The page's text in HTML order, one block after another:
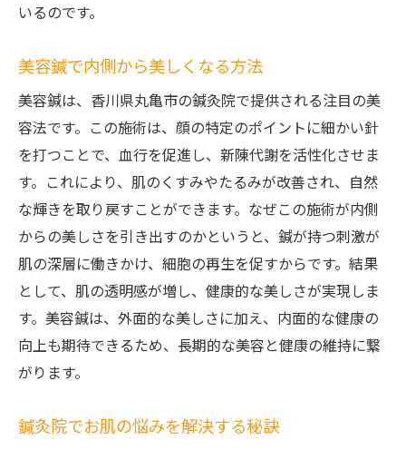
鍼灸で美しさと健康を手に入れる
鍼灸で実現する美しさと健康の融合
香川県の鍼灸院で試すべき美容鍼
美容鍼で健康的な肌を手に入れる
鍼灸院で美と健康を両立する方法
丸亀市の鍼灸院で得る美と健康の秘訣
鍼灸で体も心もリフレッシュ
丸亀市の鍼灸院で美容鍼を試す
初めてでも安心の美容鍼体験
丸亀市で選ばれる鍼灸院の理由
鍼灸院での美容鍼体験が人気な理由
いるのです。
美容鍼で内側から美しくなる方法
美容鍼は、香川県丸亀市の鍼灸院で提供される注目の美
容法です。この施術は、顔の特定のポイントに細かい針
を打つことで、血行を促進し、新陳代謝を活性化させま
す。これにより、肌のくすみやたるみが改善され、自然
な輝きを取り戻すことができます。なぜこの施術が内側
からの美しさを引き出すのかというと、鍼が持つ刺激が
肌の深層に働きかけ、細胞の再生を促すからです。結果
として、肌の透明感が増し、健康的な美しさが実現しま
す。美容鍼は、外面的な美しさに加え、内面的な健康の
向上も期待できるため、長期的な美容と健康の維持に繋
がります。
鍼灸院でお肌の悩みを解決する秘訣